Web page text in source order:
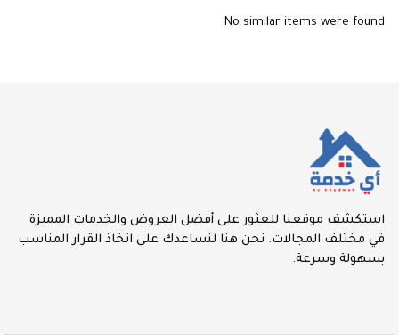
No similar items were found
استكشف موقعنا للعثور على أفضل العروض والخدمات المميزة
في مختلف المجالات. نحن هنا لنساعدك على اتخاذ القرار المناسب
بسهولة وسرعة.